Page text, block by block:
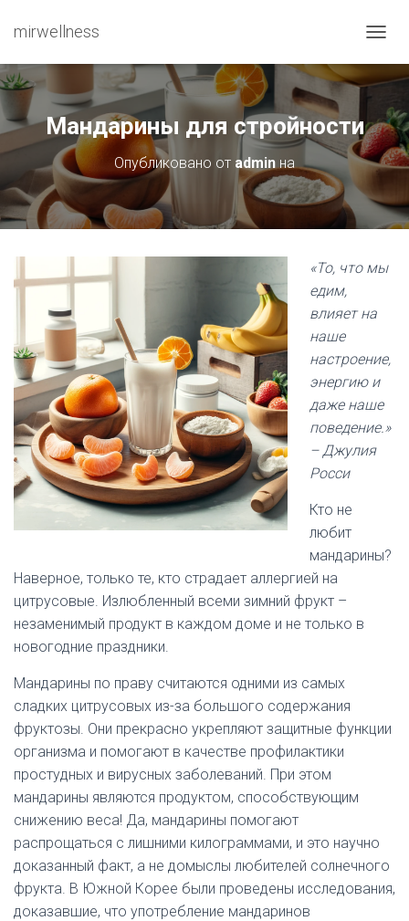
mirwellness
Мандарины для стройности
Опубликовано от admin на
«То, что мы
едим,
влияет на
наше
настроение,
энергию и
даже наше
поведение.»
– Джулия
Росси
Кто не
любит
мандарины?
Наверное, только те, кто страдает аллергией на
цитрусовые. Излюбленный всеми зимний фрукт –
незаменимый продукт в каждом доме и не только в
новогодние праздники.
Мандарины по праву считаются одними из самых
сладких цитрусовых из-за большого содержания
фруктозы. Они прекрасно укрепляют защитные функции
организма и помогают в качестве профилактики
простудных и вирусных заболеваний. При этом
мандарины являются продуктом, способствующим
снижению веса! Да, мандарины помогают
распрощаться с лишними килограммами, и это научно
доказанный факт, а не домыслы любителей солнечного
фрукта. В Южной Корее были проведены исследования,
доказавшие, что употребление мандаринов